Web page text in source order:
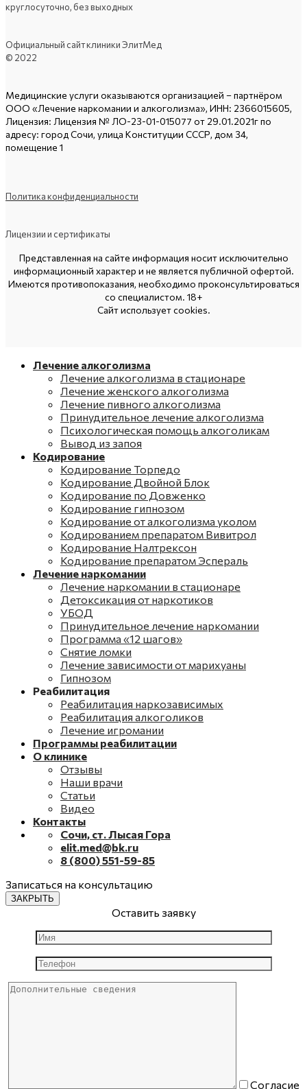
круглосуточно, без выходных
Официальный сайт клиники ЭлитМед
© 2022
Медицинские услуги оказываются организацией – партнёром
ООО «Лечение наркомании и алкоголизма», ИНН: 2366015605,
Лицензия: Лицензия № ЛО-23-01-015077 от 29.01.2021г по
адресу: город Сочи, улица Конституции СССР, дом 34,
помещение 1
Политика конфиденциальности
Лицензии и сертификаты
Представленная на сайте информация носит исключительно
информационный характер и не является публичной офертой.
Имеются противопоказания, необходимо проконсультироваться
со специалистом. 18+
Сайт использует cookies.
Лечение алкоголизма
Лечение алкоголизма в стационаре
Лечение женского алкоголизма
Лечение пивного алкоголизма
Принудительное лечение алкоголизма
Психологическая помощь алкоголикам
Вывод из запоя
Кодирование
Кодирование Торпедо
Кодирование Двойной Блок
Кодирование по Довженко
Кодирование гипнозом
Кодирование от алкоголизма уколом
Кодированием препаратом Вивитрол
Кодирование Налтрексон
Кодирование препаратом Эспераль
Лечение наркомании
Лечение наркомании в стационаре
Детоксикация от наркотиков
УБОД
Принудительное лечение наркомании
Программа «12 шагов»
Снятие ломки
Лечение зависимости от марихуаны
Гипнозом
Реабилитация
Реабилитация наркозависимых
Реабилитация алкоголиков
Лечение игромании
Программы реабилитации
О клинике
Отзывы
Наши врачи
Статьи
Видео
Контакты
Сочи, ст. Лысая Гора
elit.med@bk.ru
8 (800) 551-59-85
Записаться на консультацию
ЗАКРЫТЬ
Оставить заявку
Согласие